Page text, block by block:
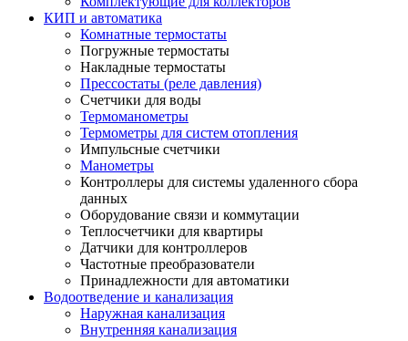
КИП и автоматика
Комнатные термостаты
Погружные термостаты
Накладные термостаты
Прессостаты (реле давления)
Счетчики для воды
Термоманометры
Термометры для систем отопления
Импульсные счетчики
Манометры
Контроллеры для системы удаленного сбора
данных
Оборудование связи и коммутации
Теплосчетчики для квартиры
Датчики для контроллеров
Частотные преобразователи
Принадлежности для автоматики
Водоотведение и канализация
Наружная канализация
Внутренняя канализация